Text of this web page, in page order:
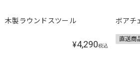
木製ラウンドスツール
¥4,290税込
ボアチ
直送商